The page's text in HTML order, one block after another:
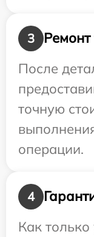
3
Ремонт
После
точную
операции.
4
Как только